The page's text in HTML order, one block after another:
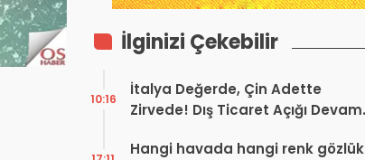
İlginizi Çekebilir
İtalya Değerde, Çin Adette
Zirvede! Dış Ticaret Açığı Devam
10:16
Hangi havada hangi renk gözlük